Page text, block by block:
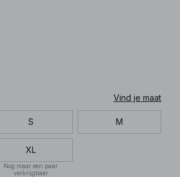
Vind je maat
S M
XL
Nog maar een paar
verkrijgbaar